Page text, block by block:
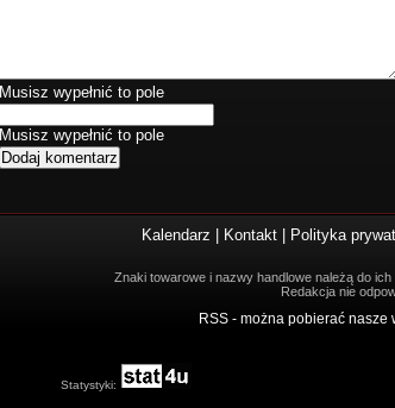
Musisz wypełnić to pole
Musisz wypełnić to pole
Kalendarz Kontakt Polityka
Znaki towarowe i nazwy handlowe należą do
Redakcja nie
RSS - można pobierać nasze
Statystyki: